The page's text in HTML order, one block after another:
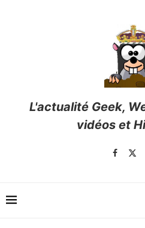
L'actualité Geek,
vidéos et